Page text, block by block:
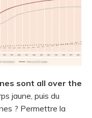
sont all over the
jaune, puis du
? Permettre la